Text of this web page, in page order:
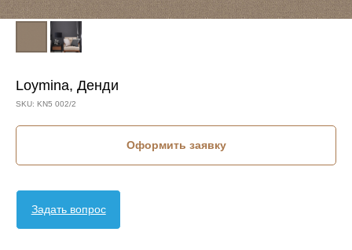
Loymina, Денди
SKU: KN5 002/2
Оформить заявку
Задать вопрос